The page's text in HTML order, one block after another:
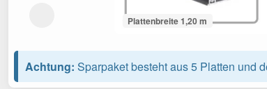
Plattenbreite 1,20 m
Achtung: Sparpaket besteht aus 5 Platten und